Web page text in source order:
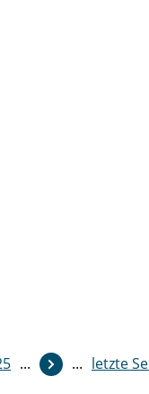
... ... letzte